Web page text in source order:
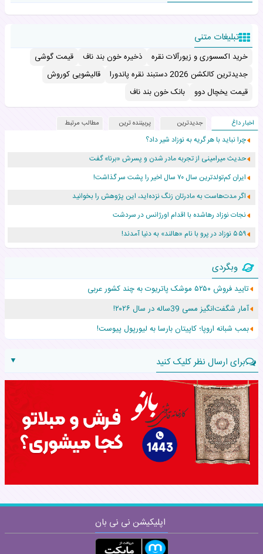
تبلیغات متنی
خرید اکسسوری و زیورآلات نقره ذخیره خون بند ناف
قیمت گوشی
جدیدترین کالکشن 2026 دستبند نقره پاندورا
قالیشویی کوروش
قیمت یخچال دوو
بانک خون بند ناف
اخبار داغ جدیدترین پربیننده ترین مطالب مرتبط
چرا نباید با هر گریه به نوزاد شیر داد؟
حدیث میرامینی از تجربه مادر شدن و پسرش «برنا» گفت
ایران کم‌تولدترین سال ۷۰ سال اخیر را پشت سر گذاشت!
اگر مدت‌هاست به مادرتان زنگ نزده‌اید، این پژوهش را بخوانید
نجات نوزاد رهاشده با اقدام اورژانس در سردشت
۵۵۹ نوزاد در پرو با نام «هالند» به دنیا آمدند!
زن ۲۴ ساله پس از درمان سرطان رحم، مادر شد
افزایش قد این دختر، چند میلیون دلار برای پدرش خرج داشته
حرکت غیرقانونی یک پرستار، جان دوقلوها را نجات داد!
عجیب‌ترین تولد در ۵/۵/۵ امسال که همه را شوکه کرد!
وبگردی
تایید فروش ۵۲۵۰ موشک پاتریوت به چند کشور عربی
آمار شگفت‌انگیز مسی 39ساله در سال ۲۰۲۶!
بمب شبانه اروپا؛ کاپیتان بارسا به لیورپول پیوست!
برای ارسال نظر کلیک کنید
▼
نام:
نظر:
اپلیکیشن نی نی بان